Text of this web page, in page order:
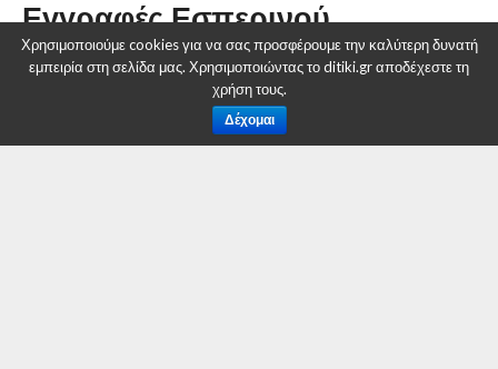
Εγγραφές Εσπερινού
Γυμνασίου
Δυτική Μακεδονία
5 Σεπτεμβρίου 2014
Χρησιμοποιούμε cookies για να σας προσφέρουμε την καλύτερη δυνατή
εμπειρία στη σελίδα μας. Χρησιμοποιώντας το ditiki.gr αποδέχεστε τη
χρήση τους.
Δέχομαι